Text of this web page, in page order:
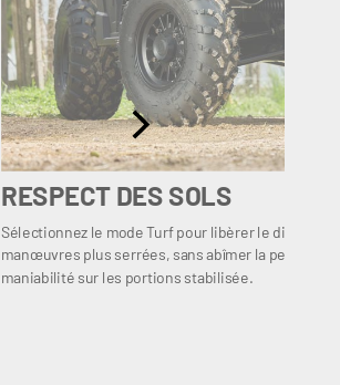
RESPECT DES SOLS
Sélectionnez le mode Turf pour libèrer le
manœuvres plus serrées, sans abîmer la pelouse
maniabilité sur les portions stabilisée.